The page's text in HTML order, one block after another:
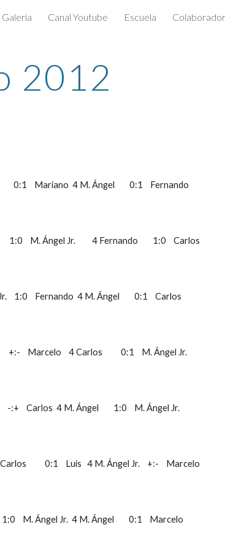
to navigation
Galería Canal Youtube Escuela
2012
0:1    Mariano  4 M. Ángel        0:1    Fernando
1:0    M. Ángel Jr.         4 Fernando        1:0    Carlos
1:0    Fernando  4 M. Ángel        0:1    Carlos
+:-    Marcelo    4 Carlos          0:1    M. Ángel Jr.
-:+    Carlos  4 M. Ángel        1:0    M. Ángel Jr.
0:1    Luis   4 M. Ángel Jr.    +:-    Marcelo
1:0    M. Ángel Jr.  4 M. Ángel        0:1    Marcelo